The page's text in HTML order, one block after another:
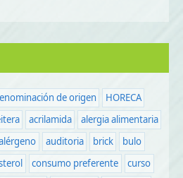
de origen
HORECA
acrilamida
alergia alimentaria
auditoria brick
bulo
consumo preferente curso